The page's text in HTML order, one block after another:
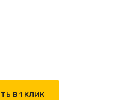
В 1 КЛИК